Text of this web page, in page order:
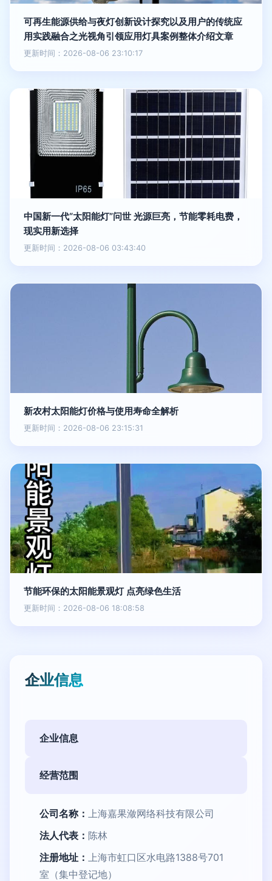
可再生能源供给与夜灯创新设计探究以及用户的传统应
用实践融合之光视角引领应用灯具案例整体介绍文章
更新时间：2026-08-06 23:10:17
中国新一代“太阳能灯”问世 光源巨亮，节能零耗电费，
现实用新选择
更新时间：2026-08-06 03:43:40
新农村太阳能灯价格与使用寿命全解析
更新时间：2026-08-06 23:15:31
节能环保的太阳能景观灯 点亮绿色生活
更新时间：2026-08-06 18:08:58
企业信息
企业信息
经营范围
公司名称： 上海嘉果潋网络科技有限公司
法人代表： 陈林
注册地址： 上海市虹口区水电路1388号701
室（集中登记地）